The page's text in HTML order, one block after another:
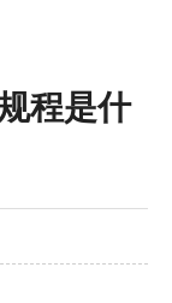
程是什